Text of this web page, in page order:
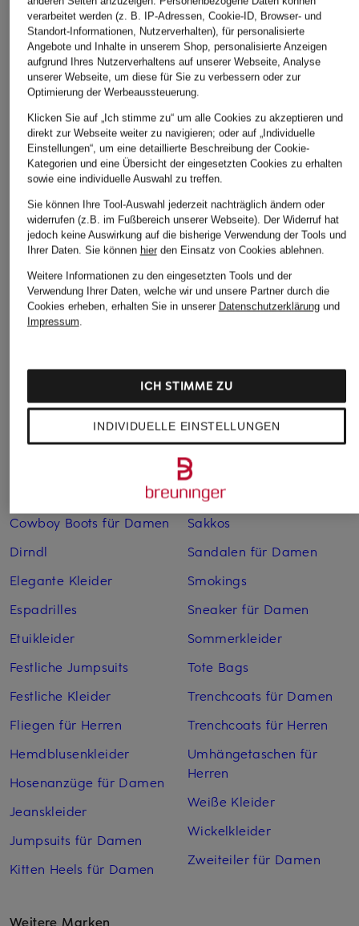
BOSS
Teddyfell-Mantel
CATEDY
CHF 249
Ursprünglich:CHF 349
darling harbour
Teddyfell-Mantel
CHF 159
Ursprünglich:CHF 289
GUESS
Mantel CLARA in
Lederoptik
CHF 219
Ursprünglich:
Weitere Kategorien
Abendkleider
Bademäntel für Herren
Bikinis für Damen
Boleros für Damen
Cowboy Boots für Damen
Dirndl
Elegante Kleider
Espadrilles
Etuikleider
Festliche Jumpsuits
Festliche Kleider
Fliegen für Herren
Hemdblusenkleider
Hosenanzüge für Damen
Jeanskleider
Jumpsuits für Damen
Kitten Heels für Damen
Lederjacken für Herren
Leinenhosen für Herren
Leinenkleider
Maxikleider
Regenmäntel für Damen
Sakkos
Sandalen für Damen
Smokings
Sneaker für Damen
Sommerkleider
Tote Bags
Trenchcoats für Damen
Trenchcoats für Herren
Umhängetaschen für
Herren
Weiße Kleider
Wickelkleider
Zweiteiler für Damen
Weitere Marken
verarbeitet werden (z. B. IP-Adressen, Cookie-ID, Browser- und
Standort-Informationen, Nutzerverhalten), für personalisierte
Angebote und Inhalte in unserem Shop, personalisierte Anzeigen
aufgrund Ihres Nutzerverhaltens auf unserer Webseite, Analyse
unserer Webseite, um diese für Sie zu verbessern oder zur
Optimierung der Werbeaussteuerung.
Klicken Sie auf „Ich stimme zu“ um alle Cookies zu akzeptieren und
direkt zur Webseite weiter zu navigieren; oder auf „Individuelle
Einstellungen“, um eine detaillierte Beschreibung der Cookie-
Kategorien und eine Übersicht der eingesetzten Cookies zu erhalten
sowie eine individuelle Auswahl zu treffen.
Sie können Ihre Tool-Auswahl jederzeit nachträglich ändern oder
widerrufen (z.B. im Fußbereich unserer Webseite). Der Widerruf hat
jedoch keine Auswirkung auf die bisherige Verwendung der Tools und
Ihrer Daten. Sie können hierden Einsatz von Cookies ablehnen.
Weitere Informationen zu den eingesetzten Tools und der
Verwendung Ihrer Daten, welche wir und unsere Partner durch die
Cookies erheben, erhalten Sie in unserer Datenschutzerklärungund
Impressum.
INDIVIDUELLE EINSTELLUNGEN
ICH STIMME ZU